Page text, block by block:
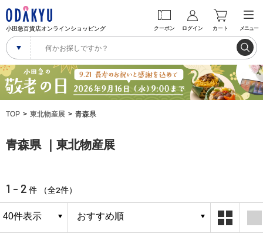
小田急百貨店オンラインショッピング クーポン ログイン カート メニュー
TOP 東北物産展 青森県
青森県 ｜東北物産展
1 - 2 件 （全2件）